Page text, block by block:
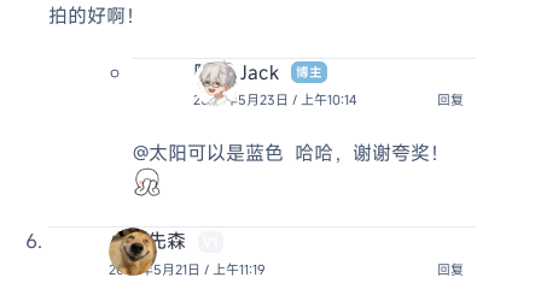
拍的好啊！
阿杰 Jack
博主
2025年5月23日 / 上午10:14
回复
@太阳可以是蓝色 哈哈，谢谢夸奖！
小林先森
2025年5月21日 / 上午11:19
回复